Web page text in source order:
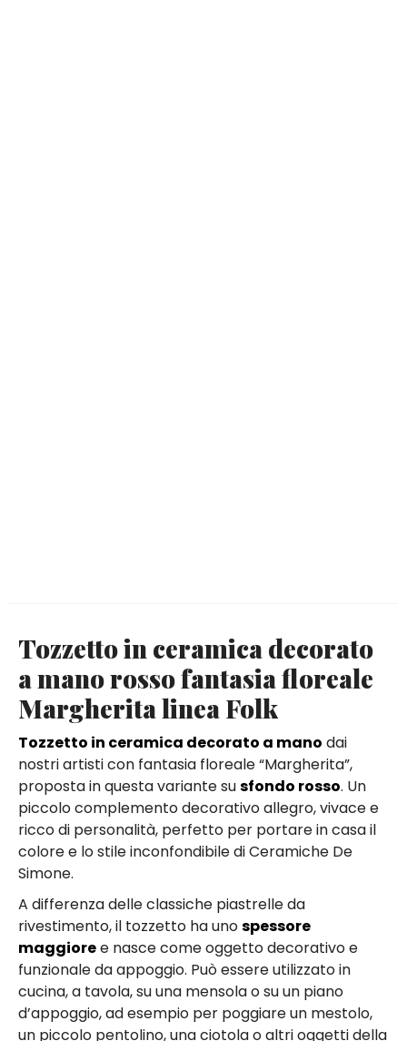
Tozzetto in ceramica decorato
a mano rosso fantasia floreale
Margherita linea Folk
Tozzetto in ceramica decorato a mano dai
nostri artisti con fantasia floreale “Margherita”,
proposta in questa variante susfondo rosso. Un
piccolo complemento decorativo allegro, vivace e
ricco di personalità, perfetto per portare in casa il
colore e lo stile inconfondibile di Ceramiche De
Simone.
A differenza delle classiche piastrelle da
rivestimento, il tozzetto ha unospessore
maggioree nasce come oggetto decorativo e
funzionale da appoggio. Può essere utilizzato in
cucina, a tavola, su una mensola o su un piano
d’appoggio, ad esempio per poggiare un mestolo,
un piccolo pentolino, una ciotola o altri oggetti della